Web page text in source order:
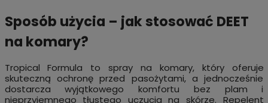
Sposób użycia – jak stosować DEET
na komary?
Tropical Formula to spray na komary, który oferuje
skuteczną ochronę przed pasożytami, a jednocześnie
dostarcza wyjątkowego komfortu bez plam i
nieprzyjemnego tłustego uczucia na skórze. Repelent